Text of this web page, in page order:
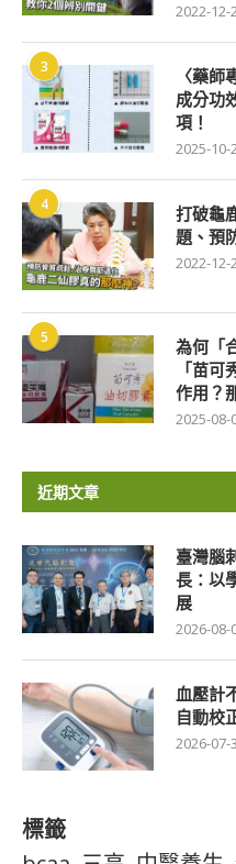
2022-12-
3
〈藥
成分功
項！
2025-10-
4
打破龜
題、預
2022-12-
5
為何「
「苗
作用？
2025-08-
近期文章
臺灣腦
長：以
展
2026-08-
血壓計
自動校
2026-07-
標籤